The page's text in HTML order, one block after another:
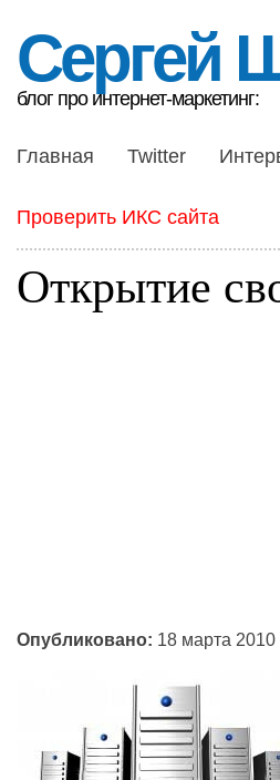
Сергей
блог про интернет-маркетинг:
Главная Twitter
Проверить ИКС сайта
Открытие
Опубликовано: 18 марта 2010